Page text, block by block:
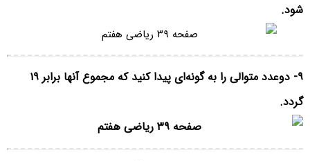
شود.
۹- دوعدد متوالی را به گونه‌ای پیدا کنید که مجموع آنها برابر ۱۹
گردد.